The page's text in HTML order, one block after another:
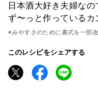
日本酒大好き夫婦な
ず〜っと作っているカ
※みやすさのために書式を一部改
このレシピをシェアする